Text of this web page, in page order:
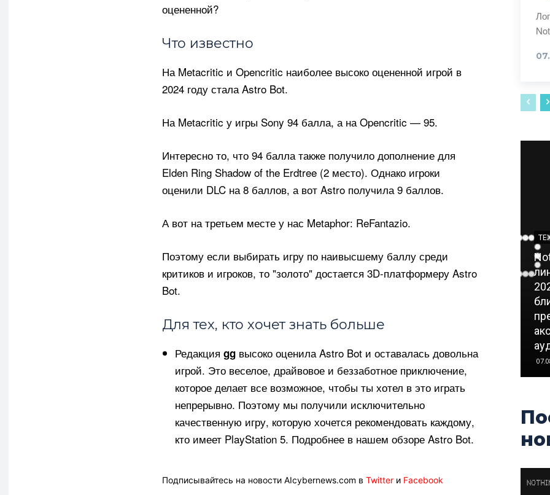
оцененной?
Что известно
На Metacritic и Opencritic наиболее высоко оцененной игрой в
2024 году стала Astro Bot.
На Metacritic у игры Sony 94 балла, а на Opencritic — 95.
Интересно то, что 94 балла также получило дополнение для
Elden Ring Shadow of the Erdtree (2 место). Однако игроки
оценили DLC на 8 баллов, а вот Astro получила 9 баллов.
А вот на третьем месте у нас Metaphor: ReFantazio.
Поэтому если выбирать игру по наивысшему баллу среди
критиков и игроков, то "золото" достается 3D-платформеру Astro
Bot.
Для тех, кто хочет знать больше
Редакция gg высоко оценила Astro Bot и оставалась довольна
игрой. Это веселое, драйвовое и беззаботное приключение,
которое делает все возможное, чтобы ты хотел в это играть
непрерывно. Поэтому мы получили исключительно
качественную игру, которую хочется рекомендовать каждому,
кто имеет PlayStation 5. Подробнее в нашем обзоре Astro Bot.
Подписывайтесь на новости AIcybernews.com в Twitter и Facebook